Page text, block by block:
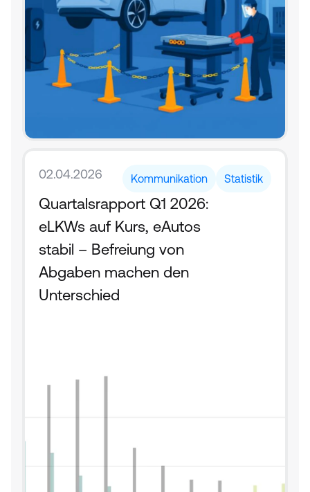
02.04.2026 Kommunikation Statistik
Quartalsrapport Q1 2026:
eLKWs auf Kurs, eAutos
stabil – Befreiung von
Abgaben machen den
Unterschied